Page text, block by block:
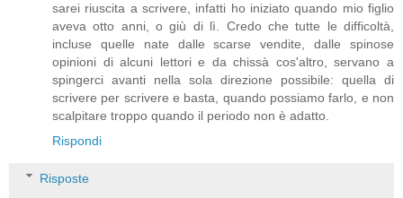
sarei riuscita a scrivere, infatti ho iniziato quando mio figlio
aveva otto anni, o giù di lì. Credo che tutte le difficoltà,
incluse quelle nate dalle scarse vendite, dalle spinose
opinioni di alcuni lettori e da chissà cos'altro, servano a
spingerci avanti nella sola direzione possibile: quella di
scrivere per scrivere e basta, quando possiamo farlo, e non
scalpitare troppo quando il periodo non è adatto.
Rispondi
Risposte